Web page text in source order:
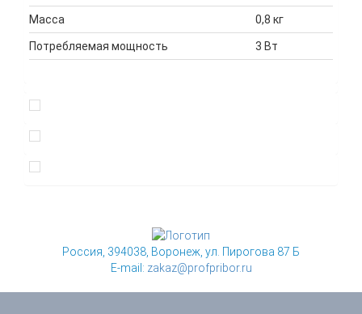
Масса 0,8 кг
Потребляемая мощность 3 Вт
Россия, 394038, Воронеж, ул. Пирогова 87 Б
E-mail: zakaz@profpribor.ru